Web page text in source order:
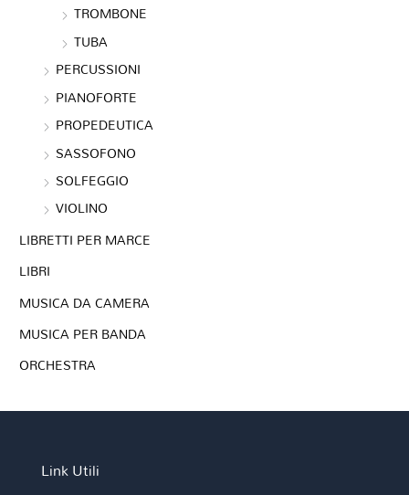
TROMBONE
TUBA
PERCUSSIONI
PIANOFORTE
PROPEDEUTICA
SASSOFONO
SOLFEGGIO
VIOLINO
LIBRETTI PER MARCE
LIBRI
MUSICA DA CAMERA
MUSICA PER BANDA
ORCHESTRA
Link Utili